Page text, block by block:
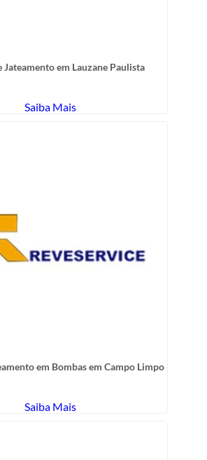
Jateamento em Lauzane Paulista
Saiba Mais
em Bombas em Campo Limpo
Saiba Mais